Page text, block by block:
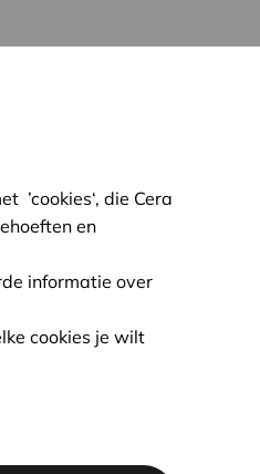
’cookies‘, die Cera
en
informatie over
cookies je wilt